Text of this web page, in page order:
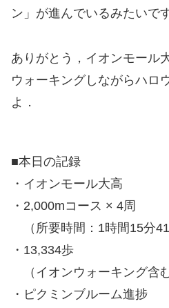
ン」が進んでいるみたいで
ありがとう，イオンモール
ウォーキングしながらハロ
よ．
■本日の記録
・イオンモール大高
・2,000mコース × 4周
（所要時間：1時間15分41
・13,334歩
（イオンウォーキング含
・ピクミンブルーム進捗